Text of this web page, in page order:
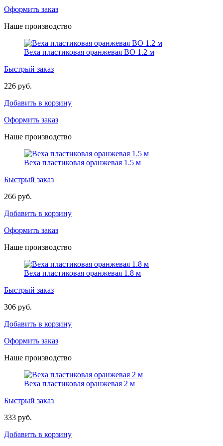
Оформить заказ
Наше производство
Веха пластиковая оранжевая ВО 1.2 м
Быстрый заказ
226 руб.
Добавить в корзину
Оформить заказ
Наше производство
Веха пластиковая оранжевая 1.5 м
Быстрый заказ
266 руб.
Добавить в корзину
Оформить заказ
Наше производство
Веха пластиковая оранжевая 1.8 м
Быстрый заказ
306 руб.
Добавить в корзину
Оформить заказ
Наше производство
Веха пластиковая оранжевая 2 м
Быстрый заказ
333 руб.
Добавить в корзину